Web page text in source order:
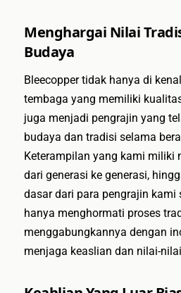
Menghargai Nilai
Budaya
Bleecopper tidak hanya di
tembaga yang memiliki
juga menjadi pengrajin yang
budaya dan tradisi selama
Keterampilan yang kami miliki
dari generasi ke generasi,
dasar dari para pengrajin kami
hanya menghormati proses
menggabungkannya dengan
menjaga keaslian dan nilai-